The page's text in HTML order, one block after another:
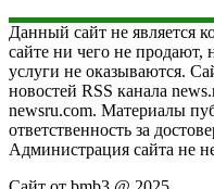
Данный сайт не является
сайте ни чего не продают,
услуги не оказываются.
новостей RSS канала
newsru.com. Материалы
ответственность за
Администрация сайта не